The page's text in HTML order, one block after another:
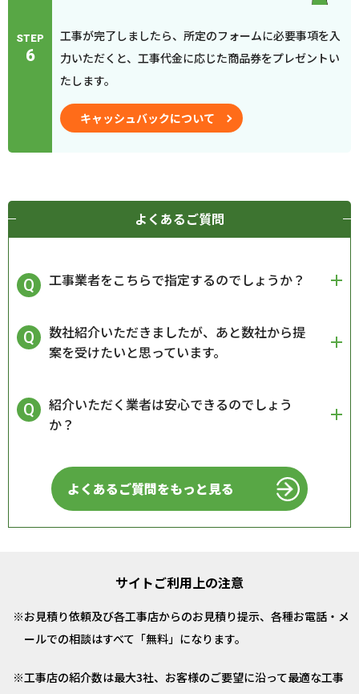
STEP
6
工事が完了しましたら、所定のフォームに必要事項を入
力いただくと、工事代金に応じた商品券をプレゼントい
たします。
キャッシュバックについて
よくあるご質問
工事業者をこちらで指定するのでしょうか？
数社紹介いただきましたが、あと数社から提
案を受けたいと思っています。
紹介いただく業者は安心できるのでしょう
か？
よくあるご質問をもっと見る
サイトご利用上の注意
お見積り依頼及び各工事店からのお見積り提示、各種お電話・メ
ールでの相談はすべて「無料」になります。
工事店の紹介数は最大3社、お客様のご要望に沿って最適な工事